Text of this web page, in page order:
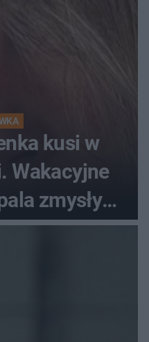
kusi w
Wakacyjne
zmysły